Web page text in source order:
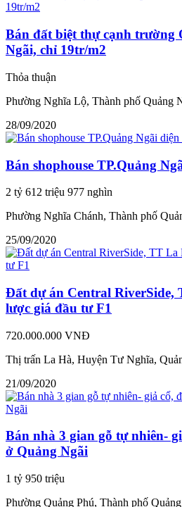
Bán đất biệt thự cạnh trường
Ngãi, chỉ 19tr/m2
Thỏa thuận
Phường Nghĩa Lộ, Thành phố Quảng
28/09/2020
Bán shophouse TP.Quảng
2 tỷ 612 triệu 977 nghìn
Phường Nghĩa Chánh, Thành phố
25/09/2020
Đất dự án Central RiverSide,
lược giá đầu tư F1
720.000.000 VNĐ
Thị trấn La Hà, Huyện Tư Nghĩa,
21/09/2020
Bán nhà 3 gian gỗ tự nhiên-
ở Quảng Ngãi
1 tỷ 950 triệu
Phường Quảng Phú, Thành phố